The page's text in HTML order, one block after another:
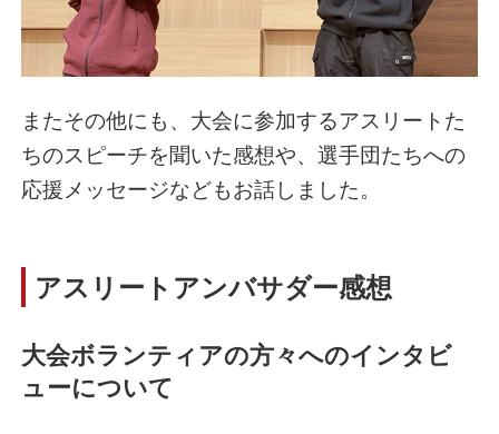
またその他にも、大会に参加するアスリートた
ちのスピーチを聞いた感想や、選手団たちへの
応援メッセージなどもお話しました。
アスリートアンバサダー感想
大会ボランティアの方々へのインタビ
ューについて